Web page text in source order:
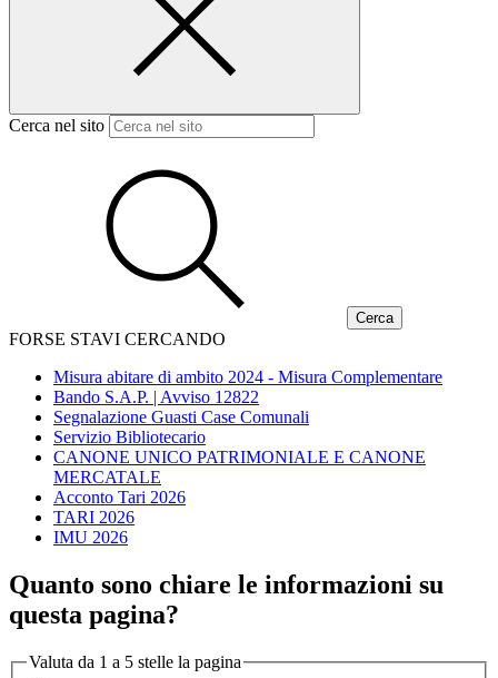
Cerca nel sito
FORSE STAVI CERCANDO
Misura abitare di ambito 2024 - Misura Complementare
Bando S.A.P. | Avviso 12822
Segnalazione Guasti Case Comunali
Servizio Bibliotecario
CANONE UNICO PATRIMONIALE E CANONE
MERCATALE
Acconto Tari 2026
TARI 2026
IMU 2026
Quanto sono chiare le informazioni su
questa pagina?
Valuta da 1 a 5 stelle la pagina